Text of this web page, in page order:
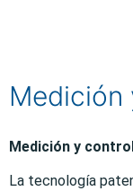
Medición
Medición y
La tecnología